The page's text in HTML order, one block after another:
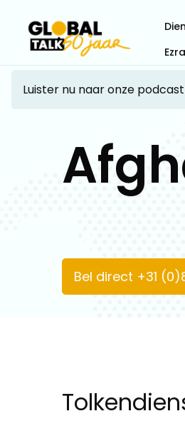
Luister nu naar onze
Bel direct +31